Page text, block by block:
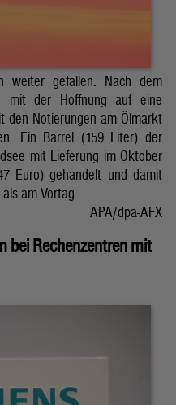
weiter gefallen. Nach dem
mit der Hoffnung auf eine
den Notierungen am Ölmarkt
Ein Barrel (159 Liter) der
mit Lieferung im Oktober
Euro) gehandelt und damit
am Vortag.
APA/dpa-AFX
bei Rechenzentren mit